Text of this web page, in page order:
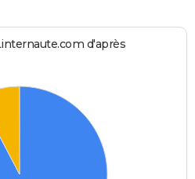
d'après